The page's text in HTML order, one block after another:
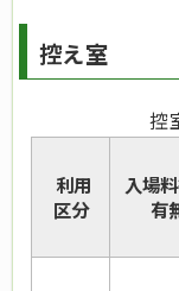
控え室
控
利用
区分
入場
有